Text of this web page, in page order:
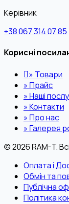
Керівник
+38 067 314 07 85
Корисні
» Товари
»Прайс
»Наші
»Контакти
»Про нас
»Галерея
© 2026 RAM-T.
Оплата і
Обмін та
Публічна
Політика